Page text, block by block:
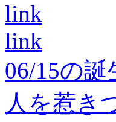
link
link
06/15の
人を惹き